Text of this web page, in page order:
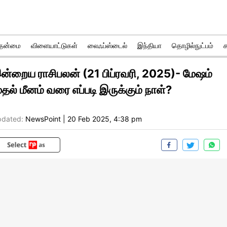
விளையாட்டுகள் லைஃப்ஸ்டைல் இந்தியா தொழில்நுட்பம்
ராசிபலன் (21 பிப்ரவரி, 2025)- மேஷம்
மீனம் வரை எப்படி இருக்கும் நாள்?
NewsPoint 20 Feb 2025, 4:38 pm